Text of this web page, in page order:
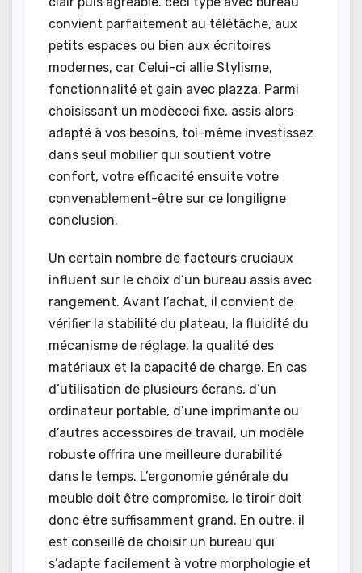
convient parfaitement au télétâche, aux
petits espaces ou bien aux écritoires
modernes, car Celui-ci allie Stylisme,
fonctionnalité et gain avec plazza. Parmi
choisissant un modèceci fixe, assis alors
adapté à vos besoins, toi-même investissez
dans seul mobilier qui soutient votre
confort, votre efficacité ensuite votre
convenablement-être sur ce longiligne
conclusion.
Un certain nombre de facteurs cruciaux
influent sur le choix d’un bureau assis avec
rangement. Avant l’achat, il convient de
vérifier la stabilité du plateau, la fluidité du
mécanisme de réglage, la qualité des
matériaux et la capacité de charge. En cas
d’utilisation de plusieurs écrans, d’un
ordinateur portable, d’une imprimante ou
d’autres accessoires de travail, un modèle
robuste offrira une meilleure durabilité
dans le temps. L’ergonomie générale du
meuble doit être compromise, le tiroir doit
donc être suffisamment grand. En outre, il
est conseillé de choisir un bureau qui
s’adapte facilement à votre morphologie et